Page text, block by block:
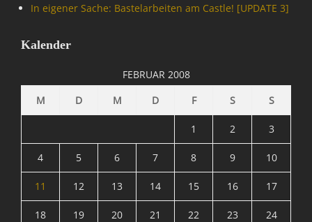
In eigener Sache: Bastelarbeiten am Castle! [UPDATE 3]
Kalender
FEBRUAR 2008
M
D M D F S S
1 2 3
4 5 6 7 8 9 10
11 12 13 14 15 16 17
18 19 20 21 22 23 24